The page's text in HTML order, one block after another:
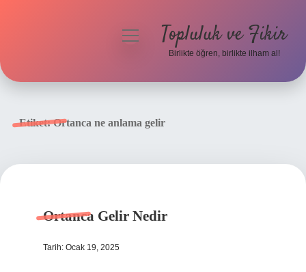
menüyüTopluluk ve Fikir
Birlikte öğren, birlikte ilham al!
Etiket:Ortanca ne anlama gelir
Ortanca Gelir Nedir
Tarih: Ocak 19, 2025